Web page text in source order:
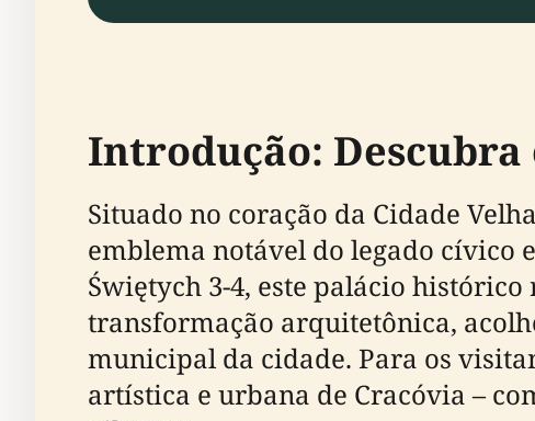
Introdução:
Situado no coração da Cidade
emblema notável do legado cívico
Świętych 3-4, este palácio
transformação arquitetônica,
municipal da cidade. Para os
artística e urbana de Cracóvia –